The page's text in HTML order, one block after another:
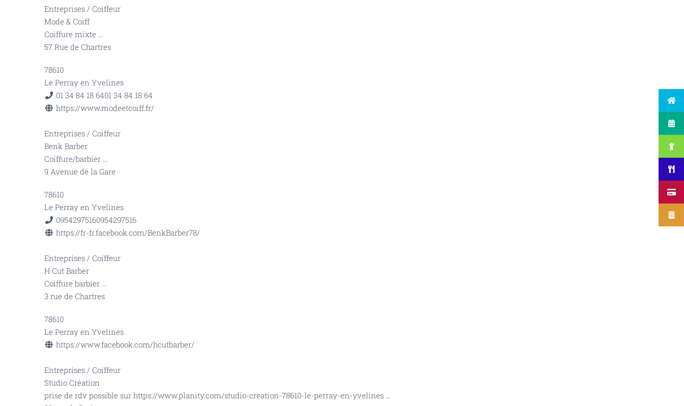
Entreprises / Coiffeur
Mode & Coiff
Coiffure mixte ...
57 Rue de Chartres
78610
Le Perray en Yvelines
01 34 84 18 6401 34 84 18 64
https://www.modeetcoiff.fr/
Entreprises / Coiffeur
Benk Barber
Coiffure/barbier ...
9 Avenue de la Gare
78610
Le Perray en Yvelines
09542975160954297516
https://fr-fr.facebook.com/BenkBarber78/
Entreprises / Coiffeur
H Cut Barber
Coiffure barbier ...
3 rue de Chartres
78610
Le Perray en Yvelines
https://www.facebook.com/hcutbarber/
Entreprises / Coiffeur
Studio Création
prise de rdv possible sur https://www.planity.com/studio-creation-78610-le-perray-en-yvelines ...